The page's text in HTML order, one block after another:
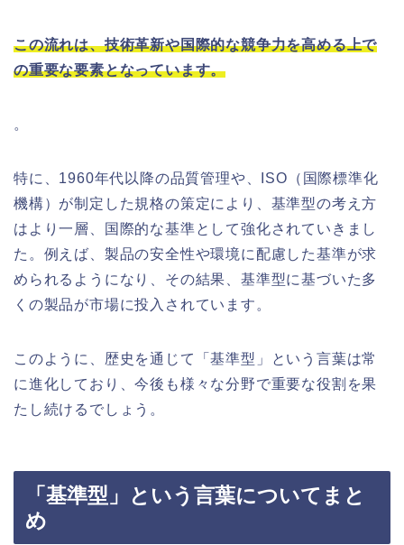
この流れは、技術革新や国際的な競争力を高める上で
の重要な要素となっています。
。
特に、1960年代以降の品質管理や、ISO（国際標準化
機構）が制定した規格の策定により、基準型の考え方
はより一層、国際的な基準として強化されていきまし
た。例えば、製品の安全性や環境に配慮した基準が求
められるようになり、その結果、基準型に基づいた多
くの製品が市場に投入されています。
このように、歴史を通じて「基準型」という言葉は常
に進化しており、今後も様々な分野で重要な役割を果
たし続けるでしょう。
「基準型」という言葉についてまと
め